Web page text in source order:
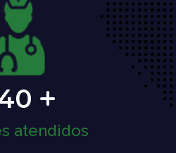
atendidos